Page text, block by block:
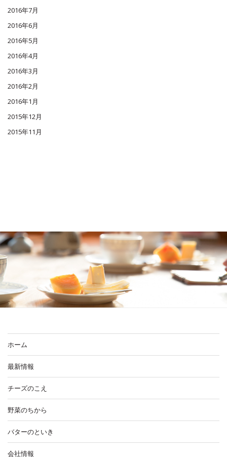
2016年7月
2016年6月
2016年5月
2016年4月
2016年3月
2016年2月
2016年1月
2015年12月
2015年11月
ホーム
最新情報
チーズのこえ
野菜のちから
バターのといき
会社情報